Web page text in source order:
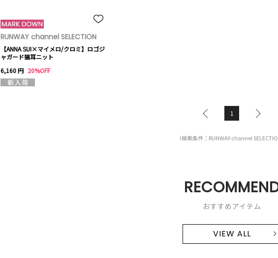
RUNWAY channel SELECTION
【ANNA SUI×マイメロ/クロミ】ロゴジ
ャガード猫耳ニット
6,160 円 20%OFF
1
（検索条件：RUNWAY channel
おすすめアイテム
VIEW ALL